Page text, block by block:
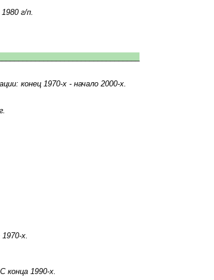
1980 г/п.
конец 1970-х - начало 2000-х.
х.
С конца 1990-х.